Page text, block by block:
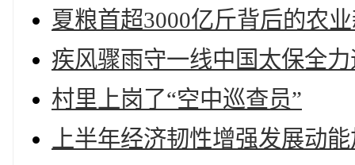
夏粮首超3000亿斤背后的农
疾风骤雨守一线中国太保全力
村里上岗了“空中巡查员”
上半年经济韧性增强发展动